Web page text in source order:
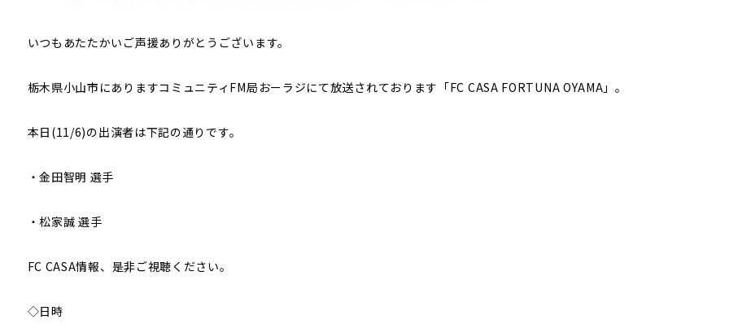
いつもあたたかいご声援ありがとうございます。
栃木県小山市にありますコミュニティFM局おーラジにて放送されております「FC CASA FORTUNA OYAMA」。
本日(11/6)の出演者は下記の通りです。
・金田智明 選手
・松家誠 選手
FC CASA情報、是非ご視聴ください。
◇日時